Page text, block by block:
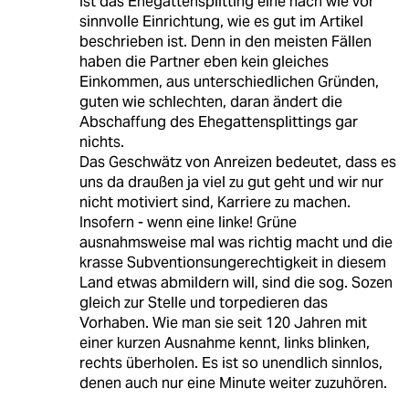
sinnvolle Einrichtung, wie es gut im Artikel
beschrieben ist. Denn in den meisten Fällen
haben die Partner eben kein gleiches
Einkommen, aus unterschiedlichen Gründen,
guten wie schlechten, daran ändert die
Abschaffung des Ehegattensplittings gar
nichts.
Das Geschwätz von Anreizen bedeutet, dass es
uns da draußen ja viel zu gut geht und wir nur
nicht motiviert sind, Karriere zu machen.
Insofern - wenn eine linke! Grüne
ausnahmsweise mal was richtig macht und die
krasse Subventionsungerechtigkeit in diesem
Land etwas abmildern will, sind die sog. Sozen
gleich zur Stelle und torpedieren das
Vorhaben. Wie man sie seit 120 Jahren mit
einer kurzen Ausnahme kennt, links blinken,
rechts überholen. Es ist so unendlich sinnlos,
denen auch nur eine Minute weiter zuzuhören.